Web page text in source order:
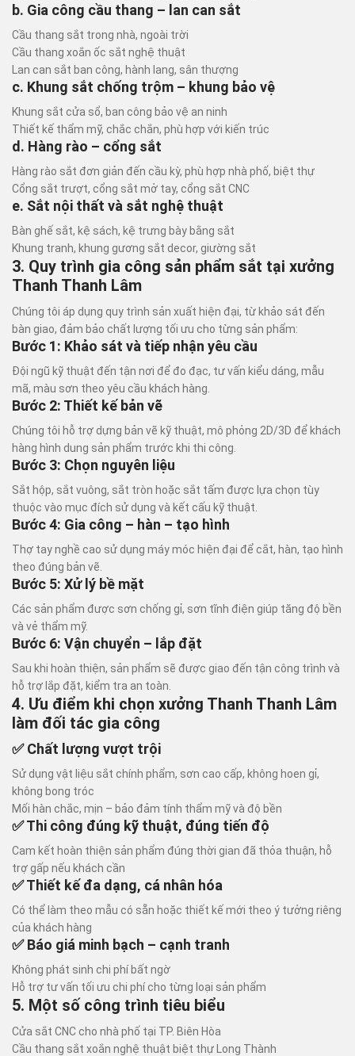
b. Gia công cầu thang – lan can sắt
Cầu thang sắt trong nhà, ngoài trời
Cầu thang xoắn ốc sắt nghệ thuật
Lan can sắt ban công, hành lang, sân thượng
c. Khung sắt chống trộm – khung bảo vệ
Khung sắt cửa sổ, ban công bảo vệ an ninh
Thiết kế thẩm mỹ, chắc chắn, phù hợp với kiến trúc
d. Hàng rào – cổng sắt
Hàng rào sắt đơn giản đến cầu kỳ, phù hợp nhà phố, biệt thự
Cổng sắt trượt, cổng sắt mở tay, cổng sắt CNC
e. Sắt nội thất và sắt nghệ thuật
Bàn ghế sắt, kệ sách, kệ trưng bày bằng sắt
Khung tranh, khung gương sắt decor, giường sắt
3. Quy trình gia công sản phẩm sắt tại xưởng
Thanh Thanh Lâm
Chúng tôi áp dụng quy trình sản xuất hiện đại, từ khảo sát đến
bàn giao, đảm bảo chất lượng tối ưu cho từng sản phẩm:
Bước 1: Khảo sát và tiếp nhận yêu cầu
Đội ngũ kỹ thuật đến tận nơi để đo đạc, tư vấn kiểu dáng, mẫu
mã, màu sơn theo yêu cầu khách hàng.
Bước 2: Thiết kế bản vẽ
Chúng tôi hỗ trợ dựng bản vẽ kỹ thuật, mô phỏng 2D/3D để khách
hàng hình dung sản phẩm trước khi thi công.
Bước 3: Chọn nguyên liệu
Sắt hộp, sắt vuông, sắt tròn hoặc sắt tấm được lựa chọn tùy
thuộc vào mục đích sử dụng và kết cấu kỹ thuật.
Bước 4: Gia công – hàn – tạo hình
Thợ tay nghề cao sử dụng máy móc hiện đại để cắt, hàn, tạo hình
theo đúng bản vẽ.
Bước 5: Xử lý bề mặt
Các sản phẩm được sơn chống gỉ, sơn tĩnh điện giúp tăng độ bền
và vẻ thẩm mỹ.
Bước 6: Vận chuyển – lắp đặt
Sau khi hoàn thiện, sản phẩm sẽ được giao đến tận công trình và
hỗ trợ lắp đặt, kiểm tra an toàn.
4. Ưu điểm khi chọn xưởng Thanh Thanh Lâm
làm đối tác gia công
✅ Chất lượng vượt trội
Sử dụng vật liệu sắt chính phẩm, sơn cao cấp, không hoen gỉ,
không bong tróc
Mối hàn chắc, mịn – bảo đảm tính thẩm mỹ và độ bền
✅ Thi công đúng kỹ thuật, đúng tiến độ
Cam kết hoàn thiện sản phẩm đúng thời gian đã thỏa thuận, hỗ
trợ gấp nếu khách cần
✅ Thiết kế đa dạng, cá nhân hóa
Có thể làm theo mẫu có sẵn hoặc thiết kế mới theo ý tưởng riêng
của khách hàng
✅ Báo giá minh bạch – cạnh tranh
Không phát sinh chi phí bất ngờ
Hỗ trợ tư vấn tối ưu chi phí cho từng loại sản phẩm
5. Một số công trình tiêu biểu
Cửa sắt CNC cho nhà phố tại TP. Biên Hòa
Cầu thang sắt xoắn nghệ thuật biệt thự Long Thành